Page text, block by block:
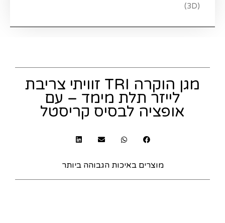
(3D)
מגן הוקרה TRI זוויתי צריבת
לייזר תלת מימד – עם
אופציה לבסיס קריסטל
מוצרים באיכות הגבוהה ביותר